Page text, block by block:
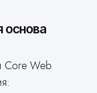
основа
Core Web